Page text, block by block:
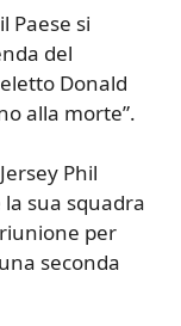
Paese si
del
Donald
alla morte”.
Phil
sua squadra
per
seconda